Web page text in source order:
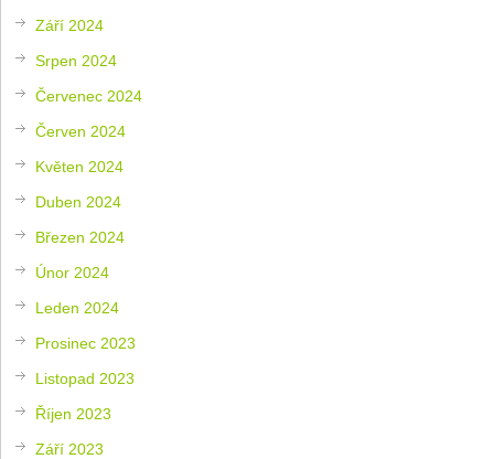
Září 2024
Srpen 2024
Červenec 2024
Červen 2024
Květen 2024
Duben 2024
Březen 2024
Únor 2024
Leden 2024
Prosinec 2023
Listopad 2023
Říjen 2023
Září 2023